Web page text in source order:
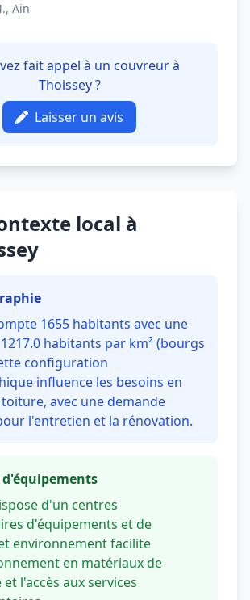
Ain
fait appel à un couvreur à
Thoissey ?
Laisser un avis
local à
1655 habitants avec une
habitants par km² (bourgs
configuration
influence les besoins en
avec une demande
l'entretien et la rénovation.
d'un centres
d'équipements et de
environnement facilite
en matériaux de
l'accès aux services